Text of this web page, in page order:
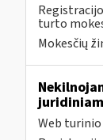
turto
Mokesčių
Web turinio